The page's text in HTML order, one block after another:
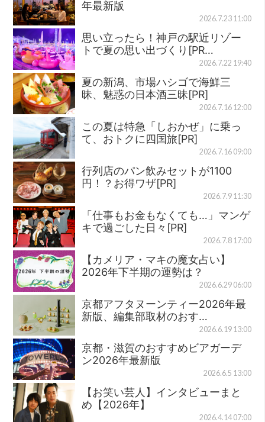
年最新版
2026.7.23 11:00
思い立ったら！神戸の駅近リゾー
トで夏の思い出づくり[PR…
2026.7.22 19:40
夏の新潟、市場ハシゴで海鮮三
昧、魅惑の日本酒三昧[PR]
2026.7.16 12:00
この夏は特急「しおかぜ」に乗っ
て、おトクに四国旅[PR]
2026.7.16 09:00
行列店のパン飲みセットが1100
円！？お得ワザ[PR]
2026.7.9 11:30
「仕事もお金もなくても…」マンゲ
キで過ごした日々[PR]
2026.7.8 17:00
【カメリア・マキの魔女占い】
2026年下半期の運勢は？
2026.6.29 06:00
京都アフタヌーンティー2026年最
新版、編集部取材のおす…
2026.6.19 13:00
京都・滋賀のおすすめビアガーデ
ン2026年最新版
2026.6.5 13:00
【お笑い芸人】インタビューまと
め【2026年】
2026.4.14 07:00